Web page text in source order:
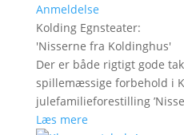
Anmeldelse
Kolding Egnsteater:
'Nisserne fra Koldinghus'
Der er både rigtigt gode
spillemæssige forbehold i
julefamilieforestilling
Læs mere